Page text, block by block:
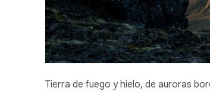
Tierra de fuego y hielo, de auroras